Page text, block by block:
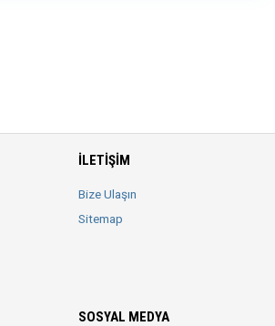
İLETIŞIM
Bize Ulaşın
Sitemap
SOSYAL MEDYA